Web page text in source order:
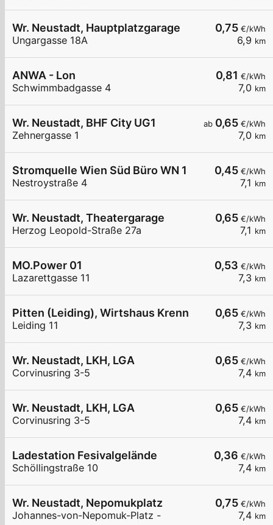
0,75 €/kWh
6,9 km
Wr. Neustadt, Hauptplatzgarage
Ungargasse 18A
0,81 €/kWh
7,0 km
ANWA - Lon
Schwimmbadgasse 4
ab 0,65 €/kWh
7,0 km
Wr. Neustadt, BHF City UG1
Zehnergasse 1
0,45 €/kWh
7,1 km
Stromquelle Wien Süd Büro WN 1
Nestroystraße 4
0,65 €/kWh
7,1 km
Wr. Neustadt, Theatergarage
Herzog Leopold-Straße 27a
0,53 €/kWh
7,3 km
MO.Power 01
Lazarettgasse 11
0,65 €/kWh
7,3 km
Pitten (Leiding), Wirtshaus Krenn
Leiding 11
0,65 €/kWh
7,4 km
Wr. Neustadt, LKH, LGA
Corvinusring 3-5
0,65 €/kWh
7,4 km
Wr. Neustadt, LKH, LGA
Corvinusring 3-5
0,36 €/kWh
7,4 km
Ladestation Fesivalgelände
Schöllingstraße 10
0,75 €/kWh
7,4 km
Wr. Neustadt, Nepomukplatz
Johannes-von-Nepomuk-Platz -